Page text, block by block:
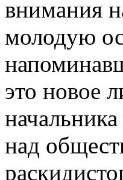
внимания
молодую
это новое
над